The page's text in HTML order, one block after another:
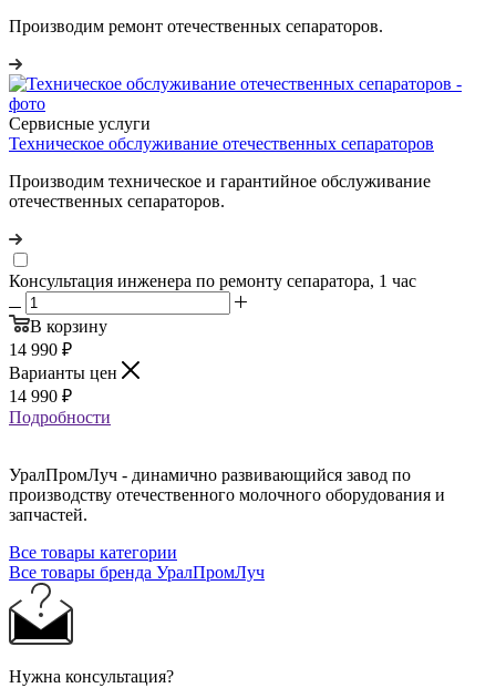
Производим ремонт отечественных сепараторов.
Сервисные услуги
Техническое обслуживание отечественных сепараторов
Производим техническое и гарантийное обслуживание
отечественных сепараторов.
Консультация инженера по ремонту сепаратора, 1 час
В корзину
14 990 ₽
Варианты цен
14 990 ₽
Подробности
УралПромЛуч - динамично развивающийся завод по
производству отечественного молочного оборудования и
запчастей.
Все товары категории
Все товары бренда УралПромЛуч
Нужна консультация?